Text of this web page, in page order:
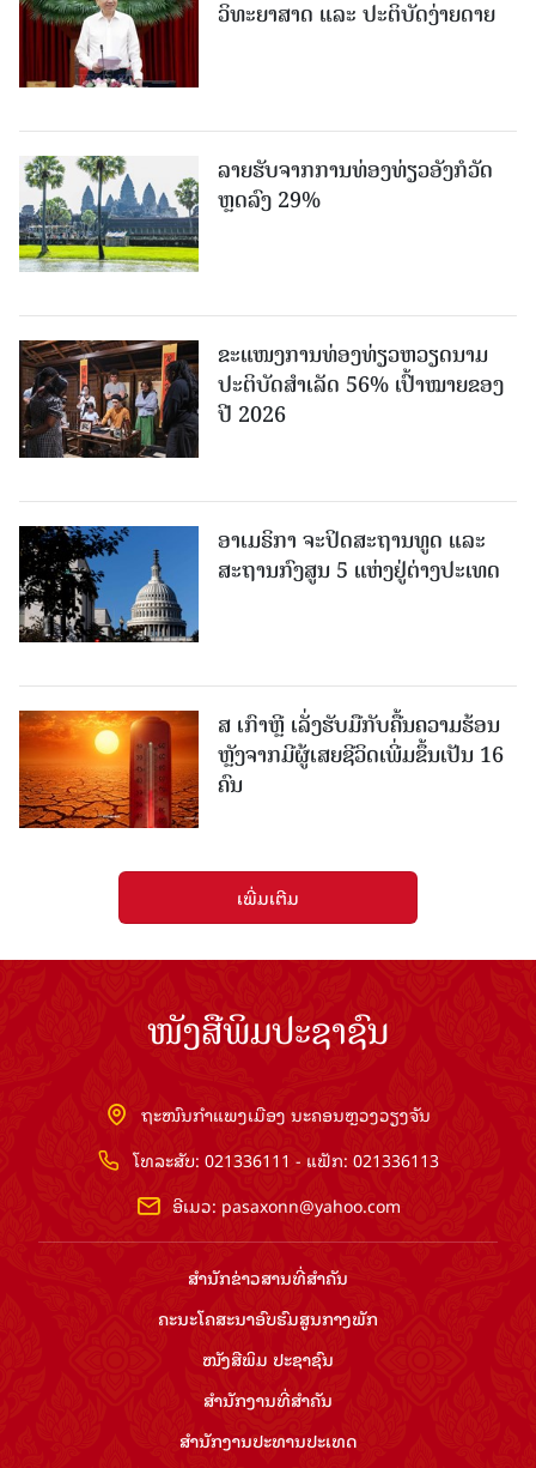
ວິທະຍາສາດ ແລະ ປະຕິບັດງ່າຍດາຍ
ລາຍຮັບຈາກການທ່ອງທ່ຽວອັງກໍວັດ
ຫຼດລົງ 29%
ຂະ​ແໜງ​ການ​ທ່ອງ​ທ່ຽວຫວຽດນາມ ​
ປະ​ຕິ​ບັດ​ສຳ​ເລັດ 56% ເປົ້າ​ໝາຍຂອງ
ປີ 2026
ອາເມຣິກາ ຈະປິດສະຖານທູດ ແ​ລະ
ສະຖານກົງສູນ 5 ແຫ່ງ​ຢູ່​ຕ່າງ​ປະ​ເທດ
ສ ເກົາຫຼີ ເລັ່ງຮັບມືກັບຄື້ນຄວາມຮ້ອນ
ຫຼັງຈາກມີຜູ້ເສຍຊີວິດເພີ່ມຂຶ້ນເປັນ 16
ຄົນ
ເພີ່ມເຕີມ
ໜັງສືພິມປະຊາຊົນ
ຖະໜົນກຳແພງເມືອງ ນະຄອນຫຼວງວຽງຈັນ
ໂທລະສັບ: 021336111 - ແຟັກ: 021336113
ອີເມວ: pasaxonn@yahoo.com
ສຳ​ນັກ​ຂ່າວ​ສານ​ທີ່​ສຳ​ຄັນ​
ຄະນະໂຄສະນາອົບຮົມ​ສູນ​ກາງ​ພັກ
ໜັງສືພິມ ປະ​ຊາ​ຊົນ
ສຳ​ນັກ​ງານ​ທີ່​ສຳ​ຄັນ
ສຳ​ນັກ​ງານ​ປະ​ທານ​ປະ​ເທດ